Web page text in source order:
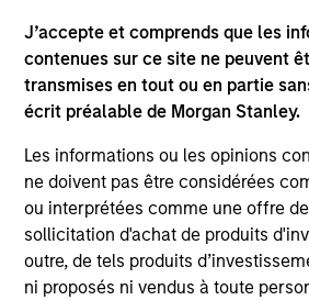
J’accepte et comprends que les
contenues sur ce site ne peuvent
transmises en tout ou en partie
écrit préalable de Morgan Stanley.
Les informations ou les opinions
ne doivent pas être considérées
ou interprétées comme une offre
sollicitation d'achat de produits
outre, de tels produits
ni proposés ni vendus à toute
(for realized holdings), or will perform
current holdings). The trademarks
are the property of their respective
on this website has not been
otherwise approved by such owners.
links shown here, you agree that you
third party site. We are providing
only as a convenience and the
not and does not imply any
investigation, verification or
information contained in any
shall we be responsible for the
the site or your use of such site.